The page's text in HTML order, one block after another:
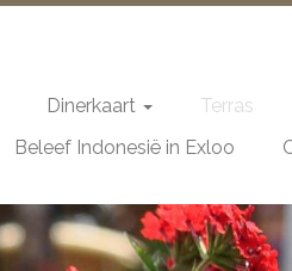
Dinerkaart Terras
Beleef Indonesië in Exloo